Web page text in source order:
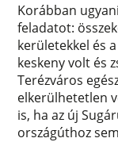
Korábban
feladatot:
kerületekkel és
keskeny volt és
Terézváros
elkerülhetetlen
is, ha az új
országúthoz